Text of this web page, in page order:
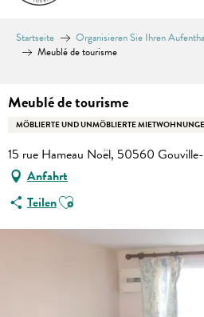
Startseite Organisieren Sie Ihren
Meublé de tourisme
Meublé de tourisme
MÖBLIERTE UND UNMÖBLIERTE
15 rue Hameau Noël, 50560
Anfahrt
TeilenAjouter aux favoris